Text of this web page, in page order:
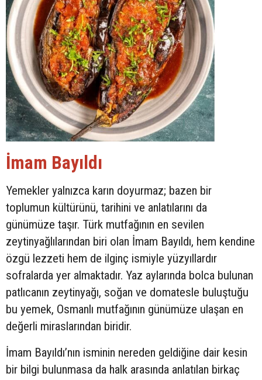
İmam Bayıldı
Yemekler yalnızca karın doyurmaz; bazen bir
toplumun kültürünü, tarihini ve anlatılarını da
günümüze taşır. Türk mutfağının en sevilen
zeytinyağlılarından biri olan İmam Bayıldı, hem kendine
özgü lezzeti hem de ilginç ismiyle yüzyıllardır
sofralarda yer almaktadır. Yaz aylarında bolca bulunan
patlıcanın zeytinyağı, soğan ve domatesle buluştuğu
bu yemek, Osmanlı mutfağının günümüze ulaşan en
değerli miraslarından biridir.
İmam Bayıldı’nın isminin nereden geldiğine dair kesin
bir bilgi bulunmasa da halk arasında anlatılan birkaç